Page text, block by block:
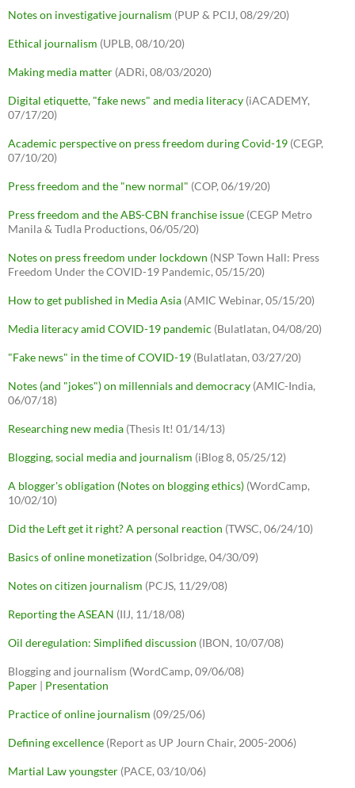
Notes on investigative journalism (PUP & PCIJ, 08/29/20)
Ethical journalism (UPLB, 08/10/20)
Making media matter (ADRi, 08/03/2020)
Digital etiquette, "fake news" and media literacy (iACADEMY,
07/17/20)
Academic perspective on press freedom during Covid-19 (CEGP,
07/10/20)
Press freedom and the "new normal" (COP, 06/19/20)
Press freedom and the ABS-CBN franchise issue (CEGP Metro
Manila & Tudla Productions, 06/05/20)
Notes on press freedom under lockdown (NSP Town Hall: Press
Freedom Under the COVID-19 Pandemic, 05/15/20)
How to get published in Media Asia (AMIC Webinar, 05/15/20)
Media literacy amid COVID-19 pandemic (Bulatlatan, 04/08/20)
"Fake news" in the time of COVID-19 (Bulatlatan, 03/27/20)
Notes (and "jokes") on millennials and democracy (AMIC-India,
06/07/18)
Researching new media (Thesis It! 01/14/13)
Blogging, social media and journalism (iBlog 8, 05/25/12)
A blogger's obligation (Notes on blogging ethics) (WordCamp,
10/02/10)
Did the Left get it right? A personal reaction (TWSC, 06/24/10)
Basics of online monetization (Solbridge, 04/30/09)
Notes on citizen journalism (PCJS, 11/29/08)
Reporting the ASEAN (IIJ, 11/18/08)
Oil deregulation: Simplified discussion (IBON, 10/07/08)
Blogging and journalism (WordCamp, 09/06/08)
Paper | Presentation
Practice of online journalism (09/25/06)
Defining excellence (Report as UP Journ Chair, 2005-2006)
Martial Law youngster (PACE, 03/10/06)